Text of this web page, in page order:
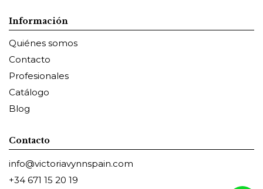
Información
Quiénes somos
Contacto
Profesionales
Catálogo
Blog
Contacto
info@victoriavynnspain.com
+34 671 15 20 19